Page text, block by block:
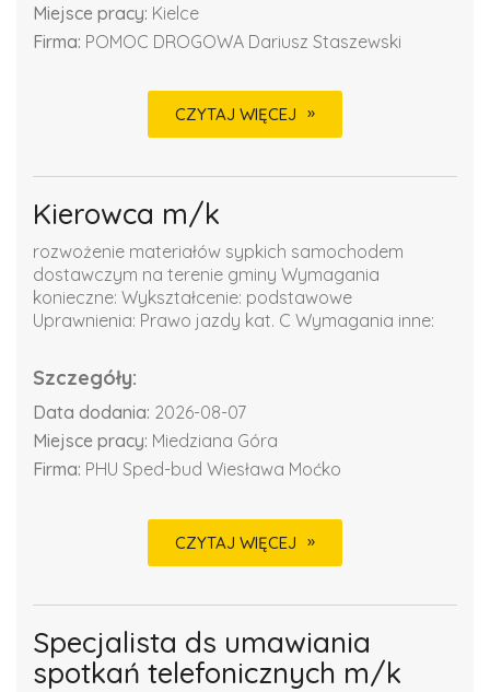
Miejsce pracy: Kielce
Firma: POMOC DROGOWA Dariusz Staszewski
CZYTAJ WIĘCEJ
Kierowca m/k
rozwożenie materiałów sypkich samochodem
dostawczym na terenie gminy Wymagania
konieczne: Wykształcenie: podstawowe
Uprawnienia: Prawo jazdy kat. C Wymagania inne:
Szczegóły:
Data dodania: 2026-08-07
Miejsce pracy: Miedziana Góra
Firma: PHU Sped-bud Wiesława Moćko
CZYTAJ WIĘCEJ
Specjalista ds umawiania
spotkań telefonicznych m/k